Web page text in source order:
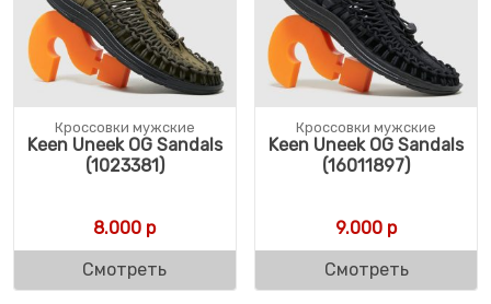
Кроссовки мужские
Keen Uneek OG Sandals
(1023381)
8.000 р
Смотреть
Кроссовки мужские
Keen Uneek OG Sandals
(16011897)
9.000 р
Смотреть